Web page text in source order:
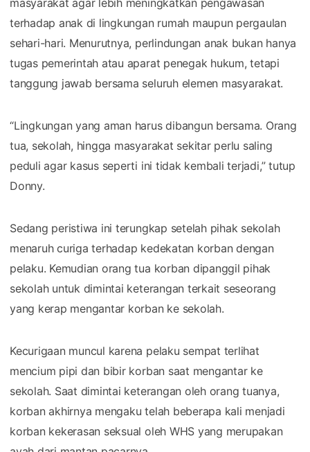
terhadap anak di lingkungan rumah maupun pergaulan
sehari-hari. Menurutnya, perlindungan anak bukan hanya
tugas pemerintah atau aparat penegak hukum, tetapi
tanggung jawab bersama seluruh elemen masyarakat.
“Lingkungan yang aman harus dibangun bersama. Orang
tua, sekolah, hingga masyarakat sekitar perlu saling
peduli agar kasus seperti ini tidak kembali terjadi,” tutup
Donny.
Sedang peristiwa ini terungkap setelah pihak sekolah
menaruh curiga terhadap kedekatan korban dengan
pelaku. Kemudian orang tua korban dipanggil pihak
sekolah untuk dimintai keterangan terkait seseorang
yang kerap mengantar korban ke sekolah.
Kecurigaan muncul karena pelaku sempat terlihat
mencium pipi dan bibir korban saat mengantar ke
sekolah. Saat dimintai keterangan oleh orang tuanya,
korban akhirnya mengaku telah beberapa kali menjadi
korban kekerasan seksual oleh WHS yang merupakan